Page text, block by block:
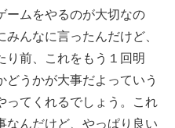
ームをやるのが大切なの
んなに言ったんだけど、
り前、これをもう１回明
どうかが大事だよっていう
ってくれるでしょう。これ
なんだけど、やっぱり良い